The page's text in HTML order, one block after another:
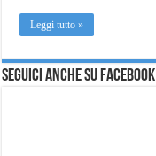
Leggi tutto »
Seguici anche su Facebook